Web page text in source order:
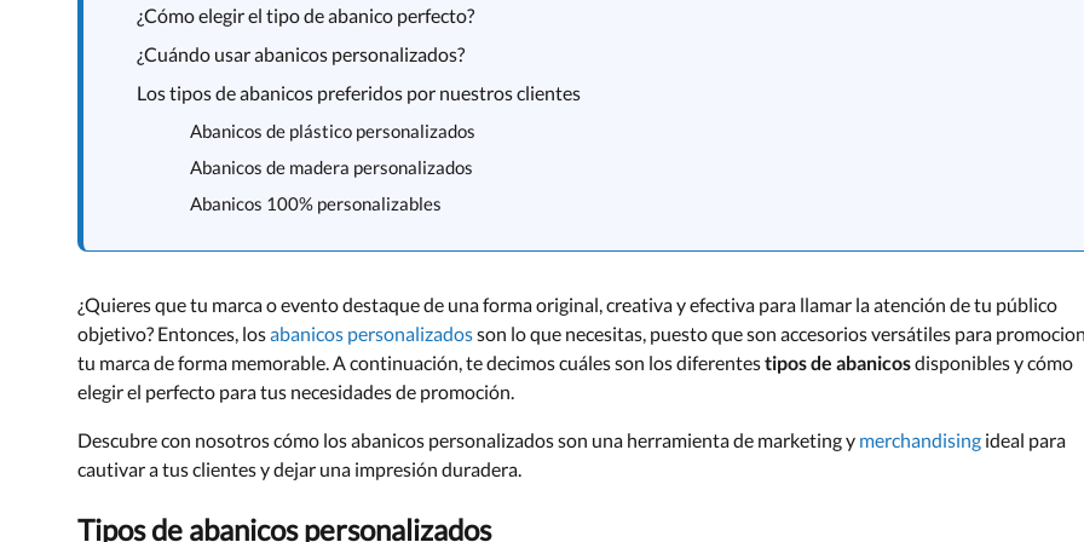
¿Cómo elegir el tipo de abanico perfecto?
¿Cuándo usar abanicos personalizados?
Los tipos de abanicos preferidos por nuestros clientes
Abanicos de plástico personalizados
Abanicos de madera personalizados
Abanicos 100% personalizables
¿Quieres que tu marca o evento destaque de una forma original, creativa y efectiva para llamar la atención de tu público
objetivo? Entonces, losabanicos personalizadosson lo que necesitas, puesto que son accesorios versátiles para
tu marca de forma memorable. A continuación, te decimos cuáles son los diferentestipos de abanicosdisponibles y cómo
elegir el perfecto para tus necesidades de promoción.
Descubre con nosotros cómo los abanicos personalizados son una herramienta de marketing y merchandising ideal para
cautivar a tus clientes y dejar una impresión duradera.
Tipos de abanicos personalizados